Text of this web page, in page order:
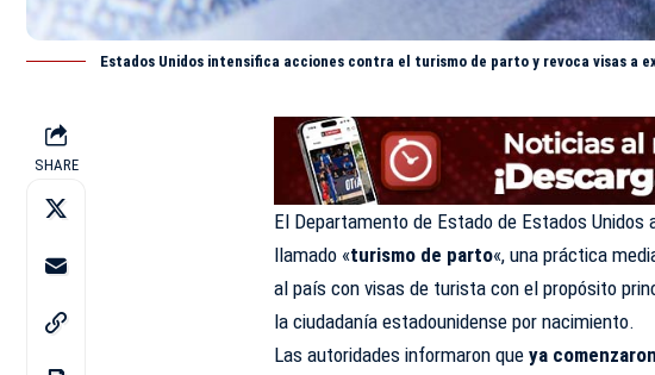
Estados Unidos intensifica acciones contra el turismo de parto y revoca visas a
SHARE
El Departamento de Estado de Estados
llamado «turismo de parto«, una práctica
al país con visas de turista con el propósito
la ciudadanía estadounidense por nacimiento.
Las autoridades informaron que ya